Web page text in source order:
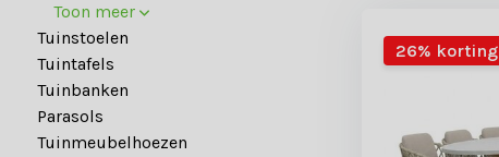
Toon meer
Tuinstoelen
Tuintafels
Tuinbanken
Parasols
Tuinmeubelhoezen
26% korting